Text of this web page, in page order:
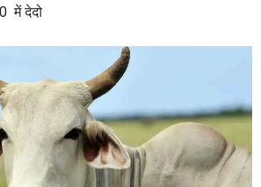
में देदो